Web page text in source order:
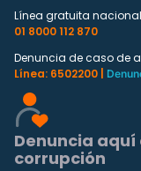
Línea gratuita
01 8000 112 870
Denuncia de caso de
Línea: 6502200 |
Denuncia
corrupción